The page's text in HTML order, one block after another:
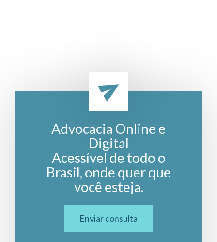
Advocacia Online e
Digital
Acessível de todo o
Brasil, onde quer que
você esteja.
Enviar consulta